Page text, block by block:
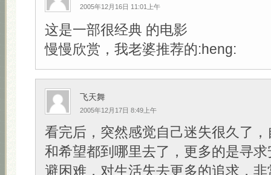
2005年12月16日 11:01上午
这是一部很经典 的电影
慢慢欣赏，我老婆推荐的:heng:
飞天舞
2005年12月17日 8:49上午
看完后，突然感觉自己迷失很久了
和希望都到哪里去了，更多的是寻
避困难，对生活失去更多的追求，